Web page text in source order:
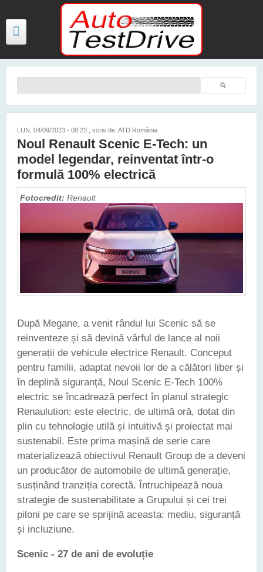
Mergi la conţinutul principal
TESTE
FOTO
VIDEO
PREȚURI MODELE NOI
MAȘINI ELECTRICE ȘI HIBRID
CONTACT
Căutare
LUN, 04/09/2023 - 08:23 , scris de: ATD România
Noul Renault Scenic E-Tech: un
model legendar, reinventat într-o
formulă 100% electrică
Fotocredit: Renault
După Megane, a venit rândul lui Scenic să se
reinventeze și să devină vârful de lance al noii
generații de vehicule electrice Renault. Conceput
pentru familii, adaptat nevoii lor de a călători liber și
în deplină siguranță, Noul Scenic E-Tech 100%
electric se încadrează perfect în planul strategic
Renaulution: este electric, de ultimă oră, dotat din
plin cu tehnologie utilă și intuitivă și proiectat mai
sustenabil. Este prima mașină de serie care
materializează obiectivul Renault Group de a deveni
un producător de automobile de ultimă generație,
susținând tranziția corectă. Întruchipează noua
strategie de sustenabilitate a Grupului și cei trei
piloni pe care se sprijină aceasta: mediu, siguranță
și incluziune.
Scenic - 27 de ani de evoluție